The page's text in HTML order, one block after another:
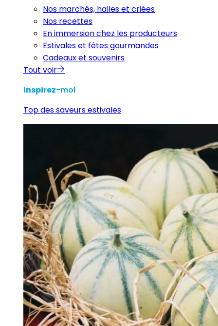
Nos marchés, halles et criées
Nos recettes
En immersion chez les producteurs
Estivales et fêtes gourmandes
Cadeaux et souvenirs
Tout voir
Inspirez-moi
Top des saveurs estivales